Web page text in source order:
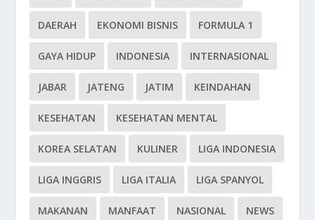
DAERAH EKONOMI BISNIS FORMULA 1
GAYA HIDUP INDONESIA INTERNASIONAL
JABAR JATENG JATIM KEINDAHAN
KESEHATAN KESEHATAN MENTAL
KOREA SELATAN KULINER LIGA INDONESIA
LIGA INGGRIS LIGA ITALIA LIGA SPANYOL
MAKANAN MANFAAT NASIONAL NEWS